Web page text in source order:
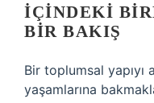
İÇINDEKI
BIR BAKIŞ
Bir toplumsal yapıyı
yaşamlarına